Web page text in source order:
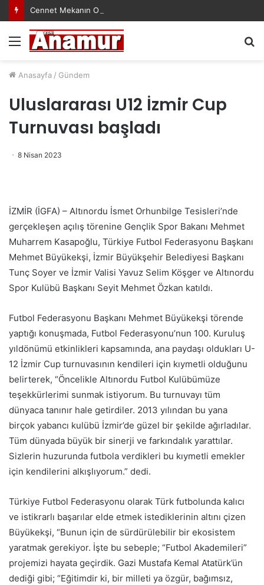
Cennet Mekanın Olsun Duygu Öksüz Canova
Menü
Anasayfa / Gündem
Uluslararası U12 İzmir Cup
Turnuvası başladı
8 Nisan 2023
İZMİR (İGFA) – Altınordu İsmet Orhunbilge Tesisleri’nde
gerçekleşen açılış törenine Gençlik Spor Bakanı Mehmet
Muharrem Kasapoğlu, Türkiye Futbol Federasyonu Başkanı
Mehmet Büyükekşi, İzmir Büyükşehir Belediyesi Başkanı
Tunç Soyer ve İzmir Valisi Yavuz Selim Köşger ve Altınordu
Spor Kulübü Başkanı Seyit Mehmet Özkan katıldı.
Futbol Federasyonu Başkanı Mehmet Büyükekşi törende
yaptığı konuşmada, Futbol Federasyonu’nun 100. Kuruluş
yıldönümü etkinlikleri kapsamında, ana paydaşı oldukları U-
12 İzmir Cup turnuvasının kendileri için kıymetli olduğunu
belirterek, “Öncelikle Altınordu Futbol Kulübümüze
teşekkürlerimi sunmak istiyorum. Bu turnuvayı tüm
dünyaca tanınır hale getirdiler. 2013 yılından bu yana
birçok yabancı kulübü İzmir’de güzel bir şekilde ağırladılar.
Tüm dünyada büyük bir sinerji ve farkındalık yarattılar.
Sizlerin huzurunda futbola verdikleri bu kıymetli emekler
için kendilerini alkışlıyorum.” dedi.
Türkiye Futbol Federasyonu olarak Türk futbolunda kalıcı
ve istikrarlı başarılar elde etmek istediklerinin altını çizen
Büyükekşi, “Bunun için de sürdürülebilir bir ekosistem
yaratmak gerekiyor. İşte bu sebeple; “Futbol Akademileri”
projemizi hayata geçirdik. Gazi Mustafa Kemal Atatürk’ün
dediği gibi; “Eğitimdir ki, bir milleti ya özgür, bağımsız,